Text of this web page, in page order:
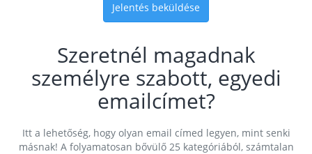
Jelentés beküldése
Szeretnél magadnak
személyre szabott, egyedi
emailcímet?
Itt a lehetőség, hogy olyan email címed legyen, mint senki
másnak! A folyamatosan bővülő 25 kategóriából, számtalan